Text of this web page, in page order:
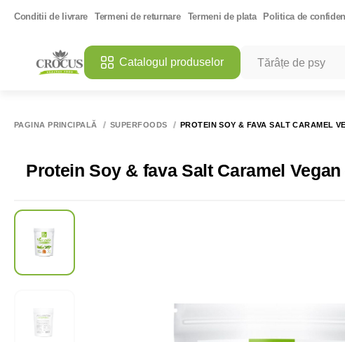
Conditii de livrare Termeni de returnare Termeni de plata Politica de
Catalogul produselor
SARE ROZ DE
PAGINA PRINCIPALĂ SUPERFOODS PROTEIN SOY & FAVA SALT CARAMEL
Protein Soy & fava Salt Caramel Vegan